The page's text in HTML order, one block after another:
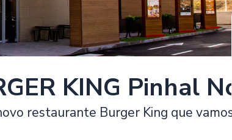
KING Pinhal
restaurante Burger King que